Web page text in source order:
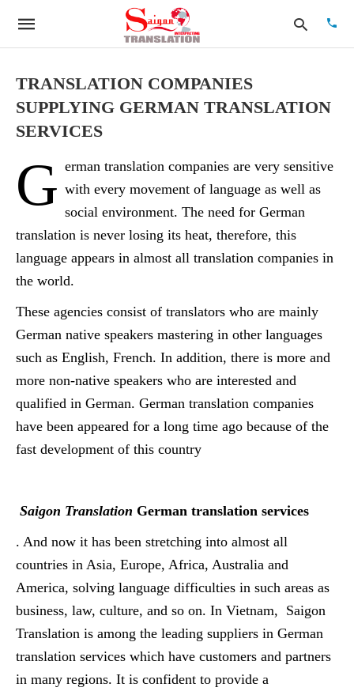
query
and
TRANSLATION COMPANIES
SUPPLYING GERMAN TRANSLATION
SERVICES
G erman translation companies are very sensitive
with every movement of language as well as
social environment. The need for German
translation is never losing its heat, therefore, this
language appears in almost all translation companies in
the world.
These agencies consist of translators who are mainly
German native speakers mastering in other languages
such as English, French. In addition, there is more and
more non-native speakers who are interested and
qualified in German. German translation companies
have been appeared for a long time ago because of the
fast development of this country
Saigon Translation German translation services
. And now it has been stretching into almost all
countries in Asia, Europe, Africa, Australia and
America, solving language difficulties in such areas as
business, law, culture, and so on. In Vietnam, Saigon
Translation is among the leading suppliers in German
translation services which have customers and partners
in many regions. It is confident to provide a